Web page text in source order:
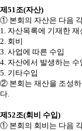
제 51조(자산)
① 본회의 자산은 다음
1. 자산목록에 기재한 재
2. 회비
3. 사업에 따른 수입
4. 자산에서 발생하는 수
5. 기타수입
② 본회는 재산을 조성
다.
제 52조(회비 수입)
① 본회의 회비는 다음